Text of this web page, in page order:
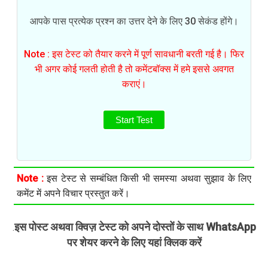
आपके पास प्रत्येक प्रश्न का उत्तर देने के लिए 30 सेकंड होंगे।
Note : इस टेस्ट को तैयार करने में पूर्ण सावधानी बरती गई है। फिर
भी अगर कोई गलती होती है तो कमेंटबॉक्स में हमे इससे अवगत
कराएं।
Start Test
Note :इस टेस्ट से सम्बंधित किसी भी समस्या अथवा सुझाव के लिए
कमेंट में अपने विचार प्रस्तुत करें।
.इस पोस्ट अथवा क्विज़ टेस्ट को अपने दोस्तों के साथ WhatsApp
पर शेयर करने के लिए यहां क्लिक करें